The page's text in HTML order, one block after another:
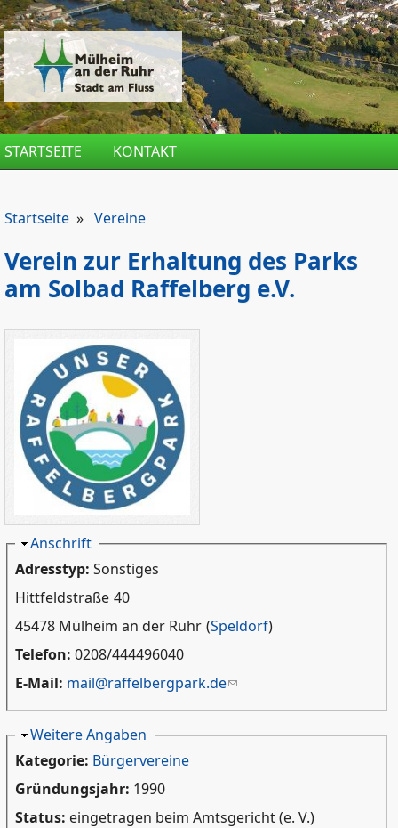
Direkt zum Inhalt
STARTSEITE KONTAKT
Startseite » Vereine
Verein zur Erhaltung des Parks
am Solbad Raffelberg e.V.
Ausblenden
Anschrift
Adresstyp: Sonstiges
Hittfeldstraße 40
45478 Mülheim an der Ruhr (Speldorf)
Telefon: 0208/444496040
E-Mail: mail@raffelbergpark.de
Ausblenden
Weitere Angaben
Kategorie: Bürgervereine
Gründungsjahr: 1990
Status: eingetragen beim Amtsgericht (e. V.)